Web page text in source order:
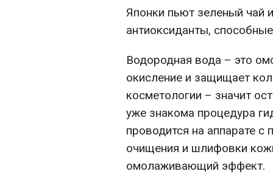
Японки пьют зеленый чай
антиоксиданты,
Водородная вода – это
окисление и защищает
косметологии – значит
уже знакома процедура
проводится на аппарате
очищения и шлифовки
омолаживающий эффект.